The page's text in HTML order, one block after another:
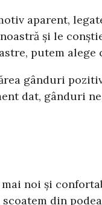
aparent,
și le
putem
gânduri
dat, gânduri
noi și
din